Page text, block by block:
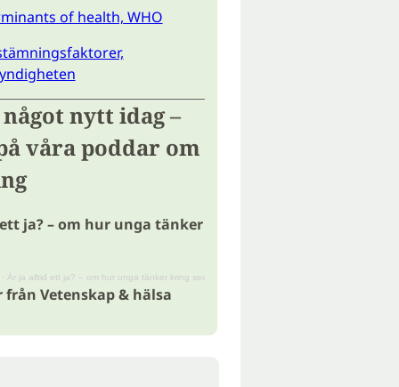
of health, WHO
nytt idag –
våra poddar om
ja? – om hur unga tänker
· Är ja alltid ett ja? – om hur unga tänker kring sex
från Vetenskap & hälsa